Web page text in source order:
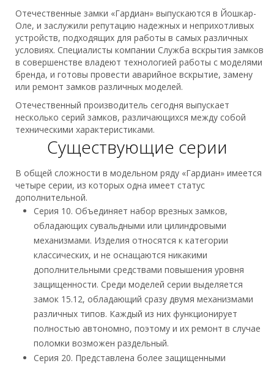
Отечественные замки «Гардиан» выпускаются в Йошкар-
Оле, и заслужили репутацию надежных и неприхотливых
устройств, подходящих для работы в самых различных
условиях. Специалисты компании Служба вскрытия замков
в совершенстве владеют технологией работы с моделями
бренда, и готовы провести аварийное вскрытие, замену
или ремонт замков различных моделей.
Отечественный производитель сегодня выпускает
несколько серий замков, различающихся между собой
техническими характеристиками.
Существующие серии
В общей сложности в модельном ряду «Гардиан» имеется
четыре серии, из которых одна имеет статус
дополнительной.
Серия 10. Объединяет набор врезных замков,
обладающих сувальдными или цилиндровыми
механизмами. Изделия относятся к категории
классических, и не оснащаются никакими
дополнительными средствами повышения уровня
защищенности. Среди моделей серии выделяется
замок 15.12, обладающий сразу двумя механизмами
различных типов. Каждый из них функционирует
полностью автономно, поэтому и их ремонт в случае
поломки возможен раздельный.
Серия 20. Представлена более защищенными